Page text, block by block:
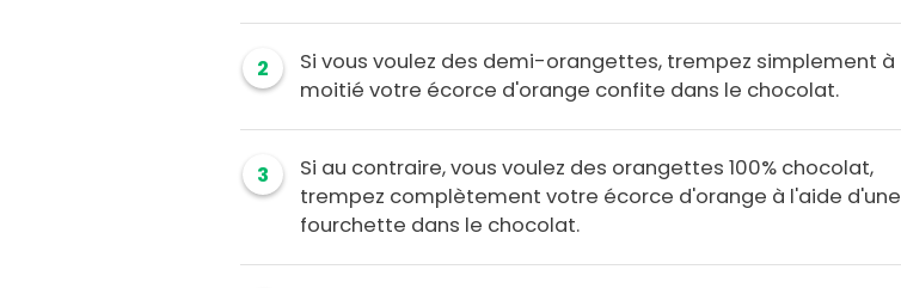
2
Si vous voulez des demi-orangettes, trempez simplement à
moitié votre écorce d'orange confite dans le chocolat.
3
Si au contraire, vous voulez des orangettes 100% chocolat,
trempez complètement votre écorce d'orange à l'aide d'une
fourchette dans le chocolat.